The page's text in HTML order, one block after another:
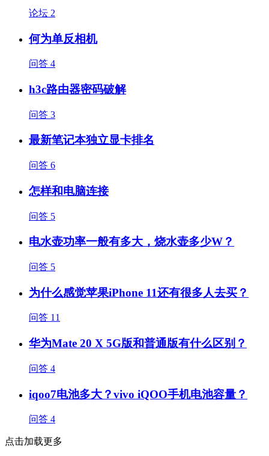
论坛 2
何为单反相机
问答 4
h3c路由器密码破解
问答 3
最新笔记本独立显卡排名
问答 6
怎样和电脑连接
问答 5
电水壶功率一般有多大，烧水壶多少W？
问答 5
为什么感觉苹果iPhone 11还有很多人去买？
问答 11
华为Mate 20 X 5G版和普通版有什么区别？
问答 4
iqoo7电池多大？vivo iQOO手机电池容量？
问答 4
点击加载更多